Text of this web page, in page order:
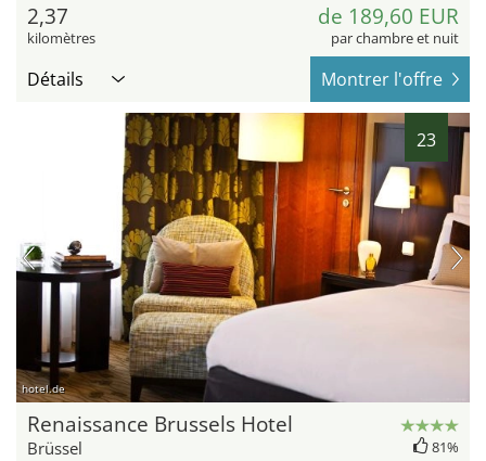
2,37
kilomètres
de 189,60 EUR
par chambre et nuit
Détails Montrer l'offre
23
hotel.de
Renaissance Brussels Hotel
Brüssel 81%